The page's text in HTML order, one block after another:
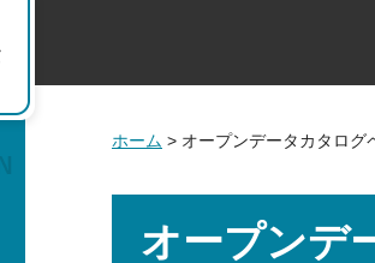
ホーム > オープンデータカタログ
オープンデ